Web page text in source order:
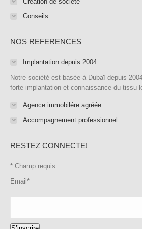
Conseils
NOS REFERENCES
Implantation depuis 2004
Notre société est basée à Dubaï depuis
forte implantation et connaissance du tissu
Agence immobilére agréée
Accompagnement professionnel
RESTEZ CONNECTE!
* Champ requis
Email*